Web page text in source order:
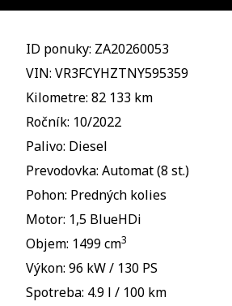
ID ponuky: ZA20260053
VIN: VR3FCYHZTNY595359
Kilometre: 82 133 km
Ročník: 10/2022
Palivo: Diesel
Prevodovka: Automat (8 st.)
Pohon: Predných kolies
Motor: 1,5 BlueHDi
Objem: 1499 cm3
Výkon: 96 kW / 130 PS
Spotreba: 4.9 l / 100 km